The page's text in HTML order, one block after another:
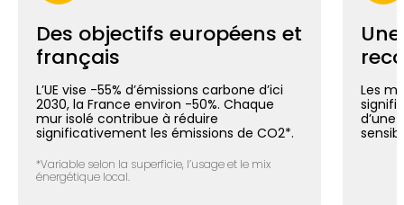
Des objectifs européens et
français
L’UE vise -55% d’émissions carbone d’ici
2030, la France environ -50%. Chaque
mur isolé contribue à réduire
significativement les émissions de CO2*.
*Variable selon la superficie, l’usage et le mix
énergétique local.
Les
d’une